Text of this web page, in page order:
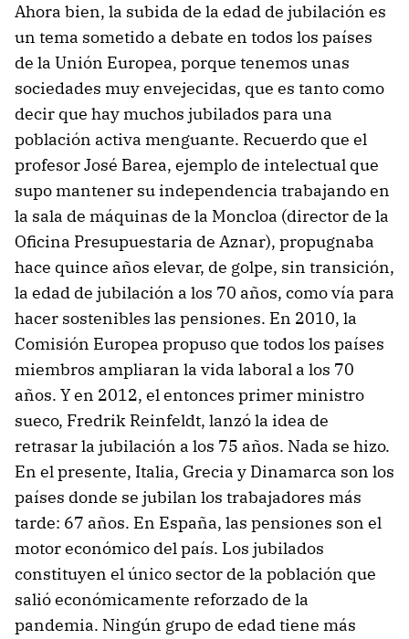
Ahora bien, la subida de la edad de jubilación es
un tema sometido a debate en todos los países
de la Unión Europea, porque tenemos unas
sociedades muy envejecidas, que es tanto como
decir que hay muchos jubilados para una
población activa menguante. Recuerdo que el
profesor José Barea, ejemplo de intelectual que
supo mantener su independencia trabajando en
la sala de máquinas de la Moncloa (director de la
Oficina Presupuestaria de Aznar), propugnaba
hace quince años elevar, de golpe, sin transición,
la edad de jubilación a los 70 años, como vía para
hacer sostenibles las pensiones. En 2010, la
Comisión Europea propuso que todos los países
miembros ampliaran la vida laboral a los 70
años. Y en 2012, el entonces primer ministro
sueco, Fredrik Reinfeldt, lanzó la idea de
retrasar la jubilación a los 75 años. Nada se hizo.
En el presente, Italia, Grecia y Dinamarca son los
países donde se jubilan los trabajadores más
tarde: 67 años. En España, las pensiones son el
motor económico del país. Los jubilados
constituyen el único sector de la población que
salió económicamente reforzado de la
pandemia. Ningún grupo de edad tiene más